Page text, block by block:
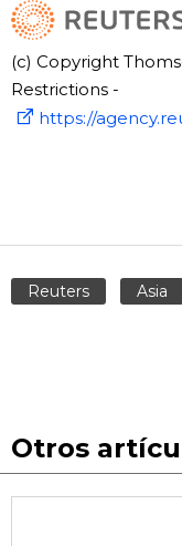
(c) Copyright
Restrictions -
https://
Reuters Asia
Otros